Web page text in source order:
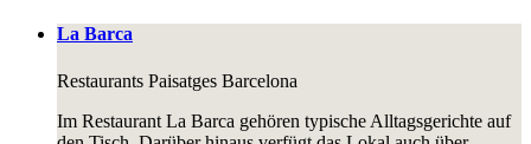
La Barca
Restaurants Paisatges Barcelona
Im Restaurant La Barca gehören typische Alltagsgerichte auf